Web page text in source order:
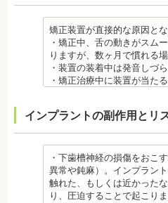
膜にアレルギー症状が起き
医師の指示を仰いでくださ
抜歯・麻酔 ・矯正をしたい
ない場合は、抜歯を必要と
康上問題のない歯を抜歯す
・抜歯する場合は麻酔注射
もあるため、心が起こるこ
は、頬を噛んだり、熱いも
らないため、口腔内を傷つ
さらに、麻酔によって悪心
虫歯・歯周病 ・矯正治療中
ついたり、口内炎になった
を感じることもありますの
で対処する場合やその他の
ます。
・矯正装置を装着した直後
直後に痛みを感じることが
まる場合が多いです。また
科医師に相談しましょう。
いるため、金属アレルギー
は、皮膚科で行われている
アレルギー材料を特定し、
い。矯正装置を装着したあ
矯正装置が直接的な原因と
・矯正中、舌の動きがスム
りますが、数ヶ月で慣れる場
・装置の装着中は発音しづ
・矯正治療中に装置が当た
で対処する場合やその他の
ます。
・矯正装置を装着した直後
直後に痛みを感じることが
まる場合が多いです。また
きにしみる「知覚過敏」が
すが、基本的には数日で改
インプラントの副作用とリ
・下歯槽神経の損傷をおこ
異常や鈍麻）。インプラン
触れた、もしくは近かった
り、圧迫することで起こり